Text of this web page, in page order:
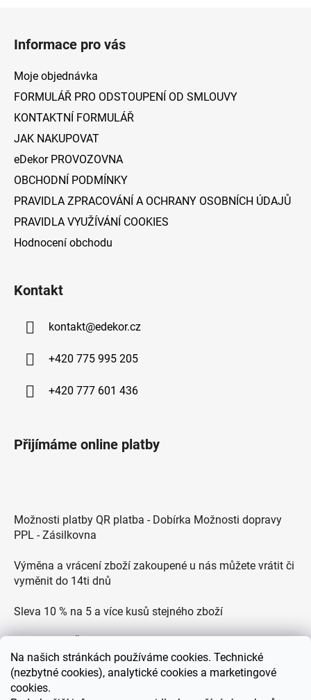
Na našich stránkách používáme cookies. Technické
(nezbytné cookies), analytické cookies a marketingové
cookies.
Informace pro vás
Moje objednávka
FORMULÁŘ PRO ODSTOUPENÍ OD SMLOUVY
KONTAKTNÍ FORMULÁŘ
JAK NAKUPOVAT
eDekor PROVOZOVNA
OBCHODNÍ PODMÍNKY
PRAVIDLA ZPRACOVÁNÍ A OCHRANY OSOBNÍCH ÚDAJŮ
PRAVIDLA VYUŽÍVÁNÍ COOKIES
Hodnocení obchodu
Kontakt
kontakt@edekor.cz
+420 775 995 205
+420 777 601 436
Přijímáme online platby
Možnosti platby QR platba - Dobírka Možnosti dopravy
PPL - Zásilkovna
Výměna a vrácení zboží zakoupené u nás můžete vrátit či
vyměnit do 14ti dnů
Sleva 10 % na 5 a více kusů stejného zboží
Zákaznická podpora každý všední den od 9.00 do 18.00
hodin